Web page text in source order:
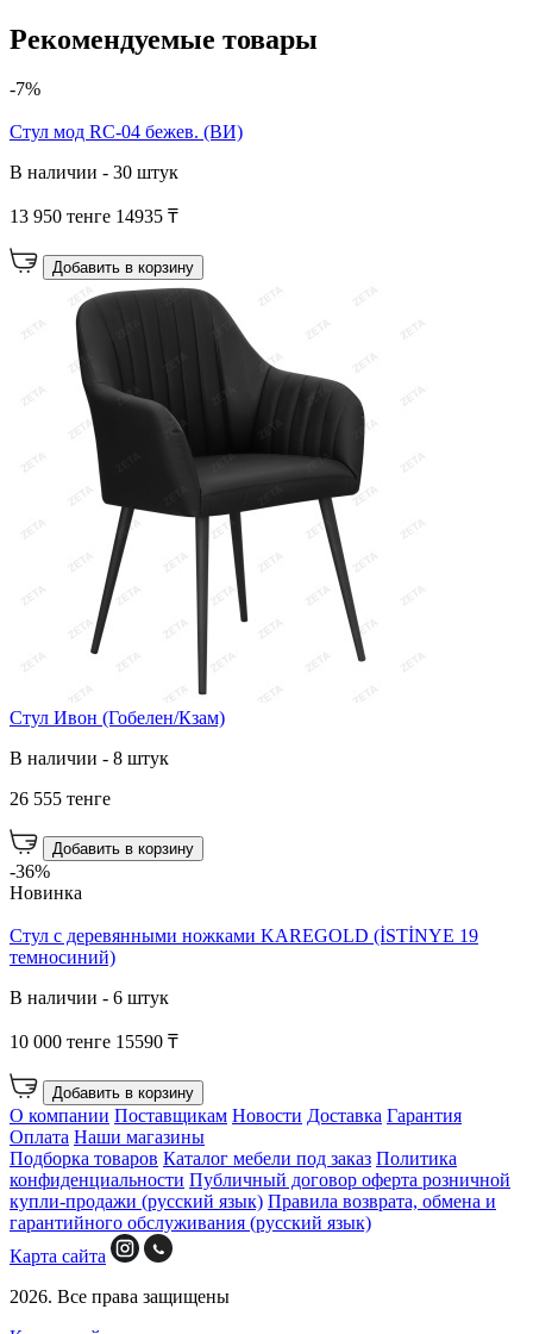
Рекомендуемые товары
-7%
Cтул мод RC-04 бежев. (ВИ)
В наличии - 30 штук
13 950 тенге 14935 ₸
Добавить в корзину
Стул Ивон (Гобелен/Кзам)
В наличии - 8 штук
26 555 тенге
Добавить в корзину
-36%
Новинка
Стул с деревянными ножками KAREGOLD (İSTİNYE 19
темносиний)
В наличии - 6 штук
10 000 тенге 15590 ₸
Добавить в корзину
О компании Поставщикам Новости Доставка Гарантия
Оплата Наши магазины
Подборка товаров Каталог мебели под заказ Политика
конфиденциальности Публичный договор оферта розничной
купли-продажи (русский язык) Правила возврата, обмена и
гарантийного обслуживания (русский язык)
Карта сайта
2026. Все права защищены